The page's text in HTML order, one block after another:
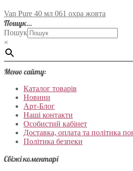
Van Pure 40 мл 061 охра жовта
Пошук…
Пошук
×
Меню сайту:
Каталог товарів
Новини
Арт-Блог
Наші контакти
Особистий кабінет
Доставка, оплата та політика
Політика безпеки
Свіжі коментарі